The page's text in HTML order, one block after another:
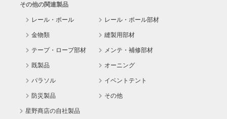
その他の関連製品
レール・ポール レール・ポール部材
金物類 縫製用部材
テープ・ロープ部材 メンテ・補修部材
既製品 オーニング
パラソル イベントテント
防災製品 その他
星野商店の自社製品